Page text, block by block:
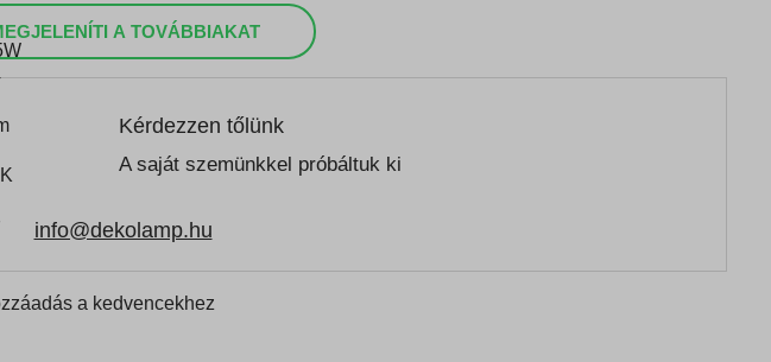
A TOVÁBBIAKAT
Kérdezzen tőlünk
A saját szemünkkel próbáltuk ki
info@dekolamp.hu
a kedvencekhez